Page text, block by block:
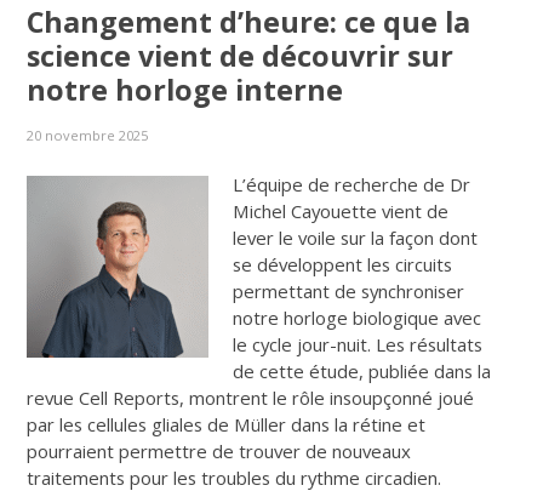
Changement d’heure: ce que la
science vient de découvrir sur
notre horloge interne
20 novembre 2025
L’équipe de recherche de Dr
Michel Cayouette vient de
lever le voile sur la façon dont
se développent les circuits
permettant de synchroniser
notre horloge biologique avec
le cycle jour-nuit. Les résultats
de cette étude, publiée dans la
revueCell Reports, montrent le rôle insoupçonné joué
par les cellules gliales de Müller dans la rétine et
pourraient permettre de trouver de nouveaux
traitements pour les troubles du rythme circadien.